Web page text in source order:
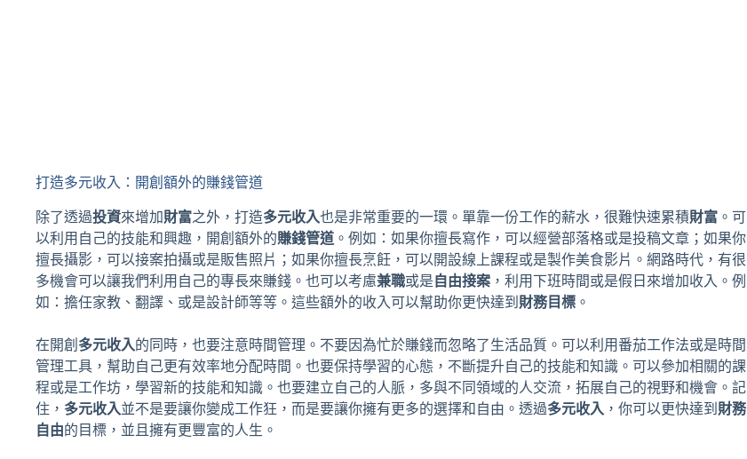
打造多元收入：開創額外的賺錢管道
除了透過投資來增加財富之外，打造多元收入也是非常重要的一環。單靠一份工作的薪水，很難快速累積財富 。可
以利用自己的技能和興趣，開創額外的賺錢管道 。例如：如果你擅長寫作，可以經營部落格或是投稿文章；如果你
擅長攝影，可以接案拍攝或是販售照片；如果你擅長烹飪，可以開設線上課程或是製作美食影片。網路時代，有很
多機會可以讓我們利用自己的專長來賺錢。也可以考慮兼職或是 自由接案 ，利用下班時間或是假日來增加收入。例
如：擔任家教、翻譯、或是設計師等等。這些額外的收入可以幫助你更快達到 財務目標 。
在開創 多元收入的同時，也要注意時間管理。不要因為忙於賺錢而忽略了生活品質。可以利用番茄工作法或是時間
管理工具，幫助自己更有效率地分配時間。也要保持學習的心態，不斷提升自己的技能和知識。可以參加相關的課
程或是工作坊，學習新的技能和知識。也要建立自己的人脈，多與不同領域的人交流，拓展自己的視野和機會。記
住， 多元收入並不是要讓你變成工作狂，而是要讓你擁有更多的選擇和自由。透過多元收入 ，你可以更快達到 財務
自由的目標，並且擁有更豐富的人生。